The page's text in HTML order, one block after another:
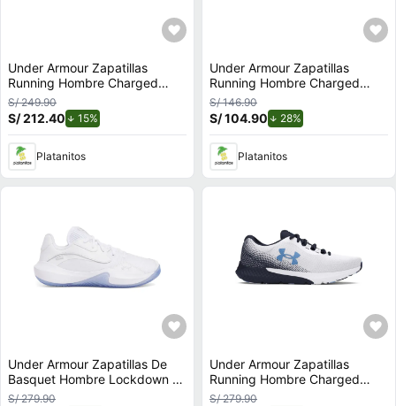
Under Armour Zapatillas
Running Hombre Charged
Verssert 2
S/ 249.90
S/ 212.40 15%
Platanitos
Under Armour Zapatillas
Running Hombre Charged
Surge 4
S/ 146.90
S/ 104.90 28%
Platanitos
Under Armour Zapatillas De
Basquet Hombre Lockdown 7
Low
S/ 279.90
Under Armour Zapatillas
Running Hombre Charged
Rogue 4
S/ 279.90